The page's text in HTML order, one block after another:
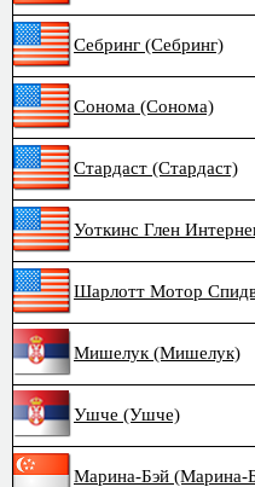
Себринг (Себринг)
Сонома (Сонома)
Стардаст (Стардаст)
Уоткинс Глен
Шарлотт Мотор
Мишелук (Мишелук)
Ушче (Ушче)
Марина-Бэй (Марина-